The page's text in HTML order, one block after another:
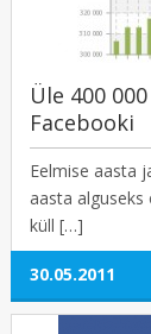
Üle 400
Facebooki
Eelmise aasta
aasta alguseks
küll […]
30.05.2011